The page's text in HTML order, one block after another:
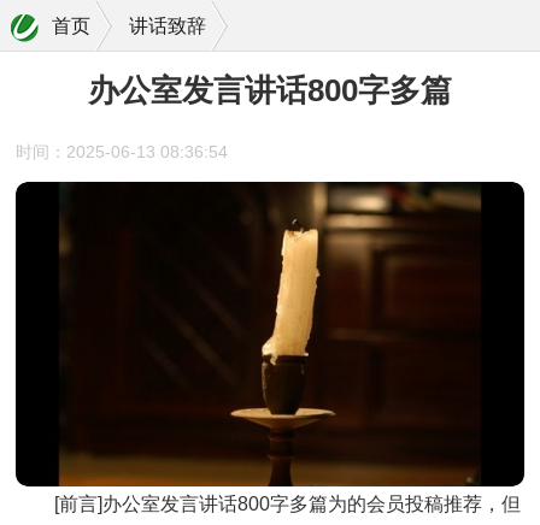
首页 讲话致辞
办公室发言讲话800字多篇
时间：2025-06-13 08:36:54
[前言]办公室发言讲话800字多篇为的会员投稿推荐，但